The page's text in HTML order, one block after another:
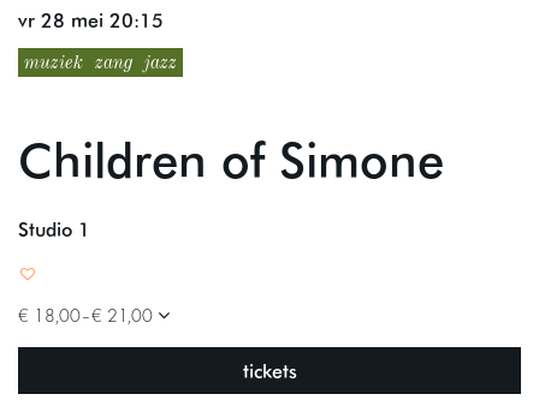
muziek zang jazz
Children of Simone
vr 28 mei 20:15
Studio 1
€ 18,00–€ 21,00
tickets